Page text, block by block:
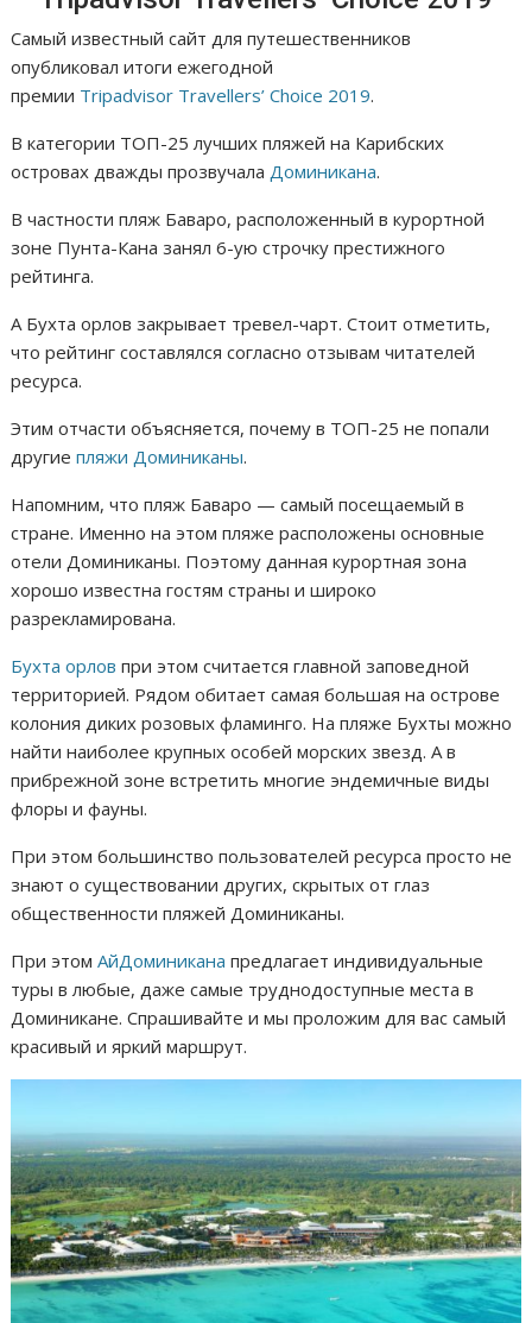
Самый известный сайт для путешественников
опубликовал итоги ежегодной
премии Тripadvisor Travellers’ Choice 2019.
В категории ТОП-25 лучших пляжей на Карибских
островах дважды прозвучалаДоминикана.
В частности пляж Баваро, расположенный в курортной
зоне Пунта-Кана занял 6-ую строчку престижного
рейтинга.
А Бухта орлов закрывает тревел-чарт. Стоит отметить,
что рейтинг составлялся согласно отзывам читателей
ресурса.
Этим отчасти объясняется, почему в ТОП-25 не попали
другиепляжи Доминиканы.
Напомним, что пляж Баваро — самый посещаемый в
стране. Именно на этом пляже расположены основные
отели Доминиканы. Поэтому данная курортная зона
хорошо известна гостям страны и широко
разрекламирована.
Бухта орлов при этом считается главной заповедной
территорией. Рядом обитает самая большая на острове
колония диких розовых фламинго. На пляже Бухты можно
найти наиболее крупных особей морских звезд. А в
прибрежной зоне встретить многие эндемичные виды
флоры и фауны.
При этом большинство пользователей ресурса просто не
знают о существовании других, скрытых от глаз
общественности пляжей Доминиканы.
При этомАйДоминикана предлагает индивидуальные
туры в любые, даже самые труднодоступные места в
Доминикане. Спрашивайте и мы проложим для вас самый
красивый и яркий маршрут.